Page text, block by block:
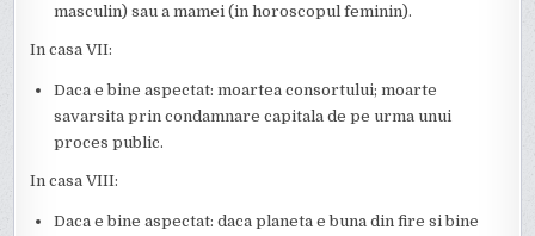
masculin) sau a mamei (in horoscopul feminin).
In casa VII:
Daca e bine aspectat: moartea consortului; moarte
savarsita prin condamnare capitala de pe urma unui
proces public.
In casa VIII:
Daca e bine aspectat: daca planeta e buna din fire si bine